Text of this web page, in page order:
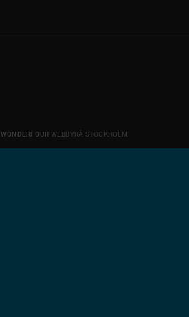
WONDERFOUR WEBBYRÅ STOCKHOLM